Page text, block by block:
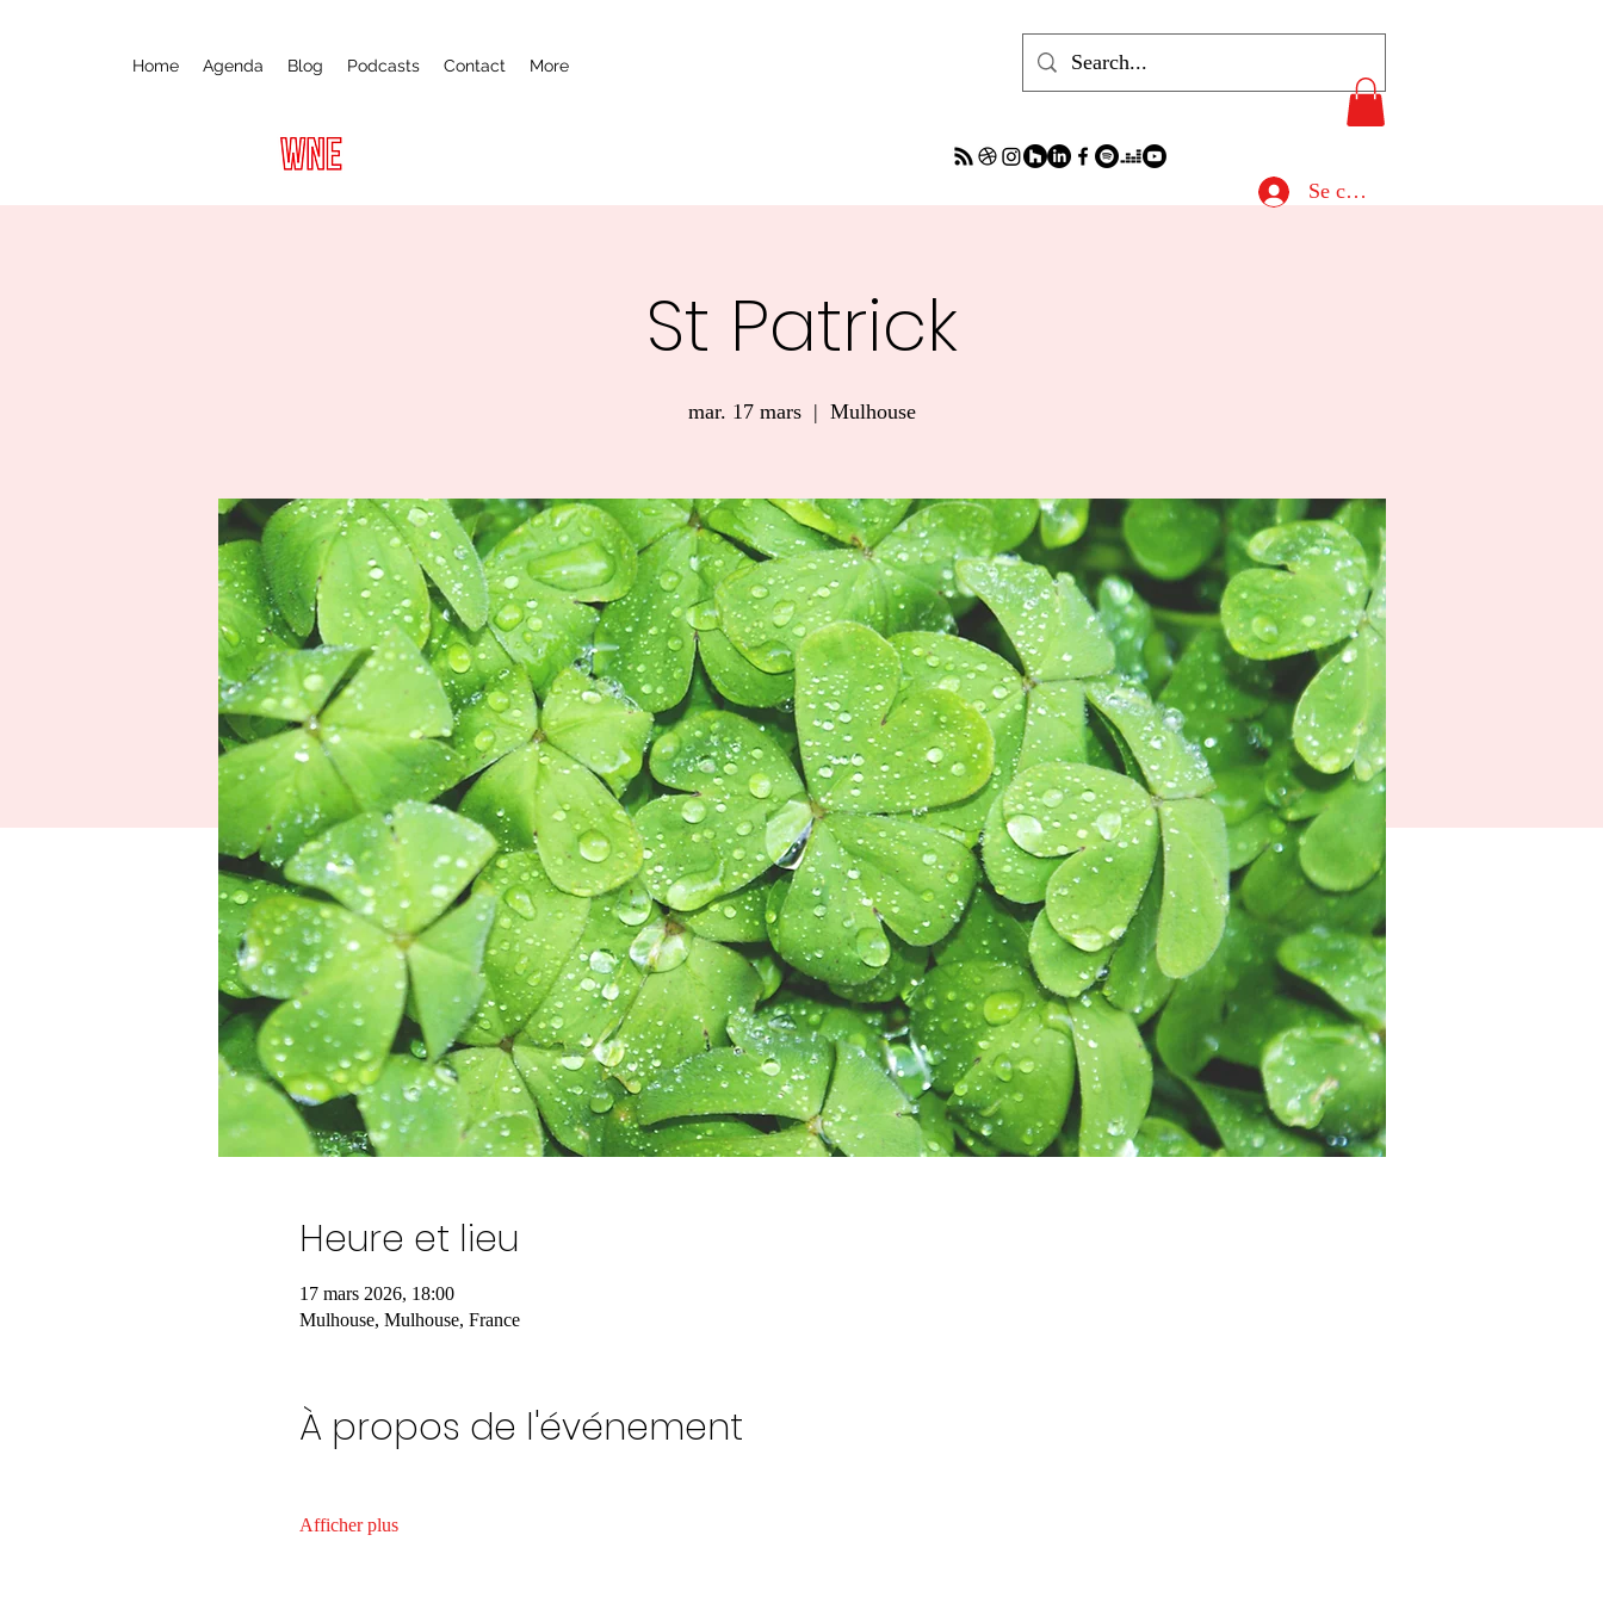
Home Agenda Blog Podcasts Contact More
Se connecter
St Patrick
mar. 17 mars
  |
Mulhouse
Heure et lieu
17 mars 2026, 18:00
Mulhouse, Mulhouse, France
À propos de l'événement
Afficher plus